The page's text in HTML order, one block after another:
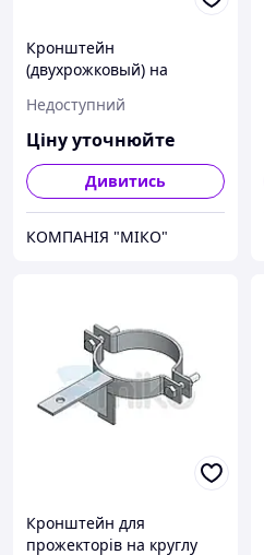
Кронштейн
(двухрожковый) на
освітлення О2С2Г120
Недоступний
Ціну уточнюйте
Дивитись
КОМПАНІЯ "МІКО"
Кронштейн для
прожекторів на круглу